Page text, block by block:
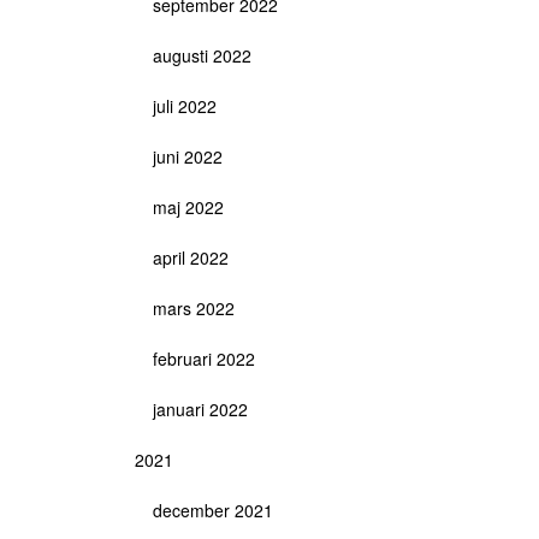
september 2022
augusti 2022
juli 2022
juni 2022
maj 2022
april 2022
mars 2022
februari 2022
januari 2022
2021
december 2021